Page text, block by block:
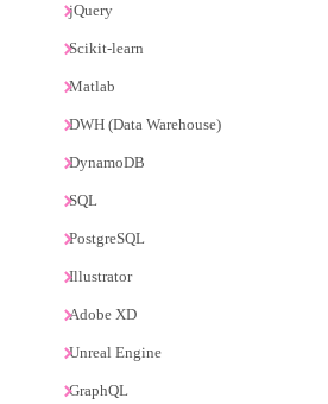
jQuery
Scikit-learn
Matlab
DWH (Data Warehouse)
DynamoDB
SQL
PostgreSQL
Illustrator
Adobe XD
Unreal Engine
GraphQL